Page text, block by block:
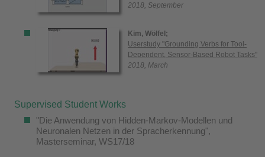
2018, September
Kim, Wölfel;
Userstudy "Grounding Verbs for Tool-
Dependent, Sensor-Based Robot Tasks"
2018, March
Supervised Student Works
"Die Anwendung von Hidden-Markov-Modellen und
Neuronalen Netzen in der Spracherkennung",
Masterseminar, WS17/18